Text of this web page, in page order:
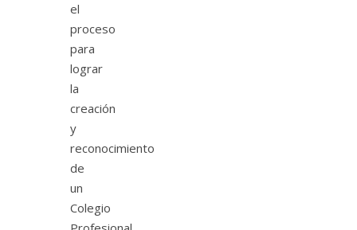
el
proceso
para
lograr
la
creación
y
reconocimiento
de
un
Colegio